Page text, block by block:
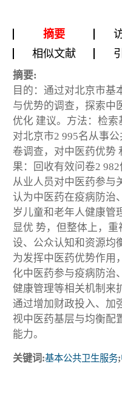
摘要
相似文献
摘要:
目的：通过对北京市基
与优势的调查，探索中
优化 建议。方法：检索
对北京市2 995名从事
卷调查，对中医药优势
果：回收有效问卷2
从业人员对中医药参与
认为中医药在疫病防治
岁儿童和老年人健康管
显优 势，但整体上，
设、公众认知和资源均
为发挥中医药优势作用
化中医药参与疫病防治
健康管理等相关机制来
通过增加财政投入、加
视中医药基层与均衡配
能力。
关键词:基本公共卫生服务;